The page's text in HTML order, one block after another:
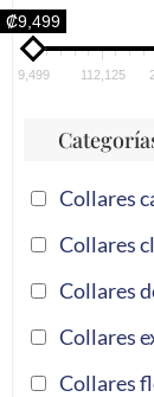
₡9,499
9,499 112,125
Collares
Collares
Collares
Collares
Collares